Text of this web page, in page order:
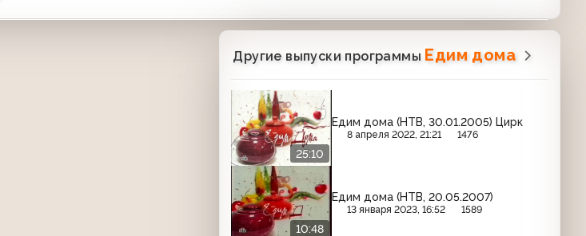
Другие выпуски программы Едим дома
25:10
Едим дома (НТВ, 30.01.2005) Цирк
8 апреля 2022, 21:21 1476
10:48
Едим дома (НТВ, 20.05.2007)
13 января 2023, 16:52 1589